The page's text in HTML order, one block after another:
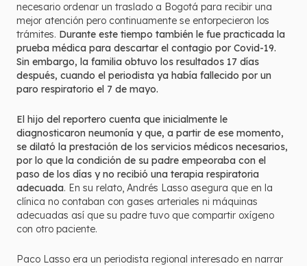
necesario ordenar un traslado a Bogotá para recibir una
mejor atención pero continuamente se entorpecieron los
trámites. Durante este tiempo también le fue practicada la
prueba médica para descartar el contagio por Covid-19.
Sin embargo, la familia obtuvo los resultados 17 días
después, cuando el periodista ya había fallecido por un
paro respiratorio el 7 de mayo.
El hijo del reportero cuenta que inicialmente le
diagnosticaron neumonía y que, a partir de ese momento,
se dilató la prestación de los servicios médicos necesarios,
por lo que la condición de su padre empeoraba con el
paso de los días y no recibió una terapia respiratoria
adecuada. En su relato, Andrés Lasso asegura que en la
clínica no contaban con gases arteriales ni máquinas
adecuadas así que su padre tuvo que compartir oxígeno
con otro paciente.
Paco Lasso era un periodista regional interesado en narrar